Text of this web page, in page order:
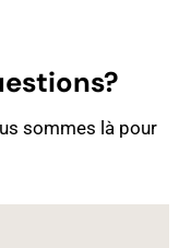
sommes là pour